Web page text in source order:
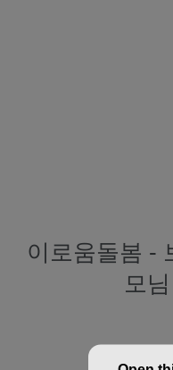
이로움돌봄 -
모